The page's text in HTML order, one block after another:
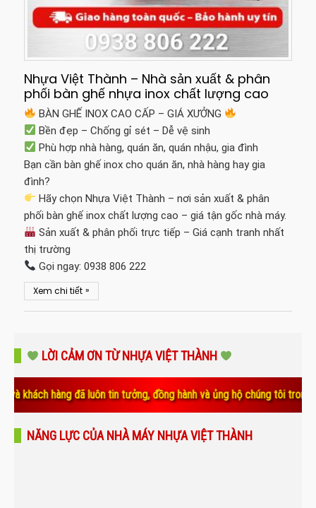
Nhựa Việt Thành – Nhà sản xuất & phân
phối bàn ghế nhựa inox chất lượng cao
BÀN GHẾ INOX CAO CẤP – GIÁ XƯỞNG
Bền đẹp – Chống gỉ sét – Dễ vệ sinh
Phù hợp nhà hàng, quán ăn, quán nhậu, gia đình
Bạn cần bàn ghế inox cho quán ăn, nhà hàng hay gia
đình?
Hãy chọn Nhựa Việt Thành – nơi sản xuất & phân
phối bàn ghế inox chất lượng cao – giá tận gốc nhà máy.
Sản xuất & phân phối trực tiếp – Giá cạnh tranh nhất
thị trường
Gọi ngay: 0938 806 222
Xem chi tiết »
LỜI CẢM ƠN TỪ NHỰA VIỆT THÀNH
luôn tin tưởng, đồng hành và ủng hộ chúng tôi trong suốt thời gian
NĂNG LỰC CỦA NHÀ MÁY NHỰA VIỆT THÀNH